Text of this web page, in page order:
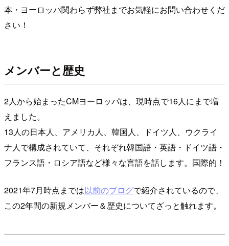
本・ヨーロッパ関わらず弊社までお気軽にお問い合わせくだ
さい！
メンバーと歴史
2人から始まったCMヨーロッパは、現時点で16人にまで増
えました。
13人の日本人、アメリカ人、韓国人、ドイツ人、ウクライ
ナ人で構成されていて、それぞれ韓国語・英語・ドイツ語・
フランス語・ロシア語など様々な言語を話します。国際的！
2021年7月時点までは以前のブログで紹介されているので、
この2年間の新規メンバー＆歴史についてざっと触れます。